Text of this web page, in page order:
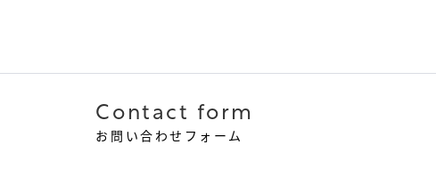
Contact form
お問い合わせフォーム